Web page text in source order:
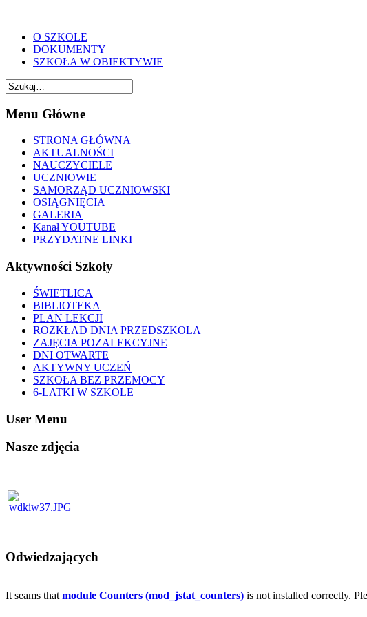
O SZKOLE
DOKUMENTY
SZKOŁA W OBIEKTYWIE
Menu Główne
STRONA GŁÓWNA
AKTUALNOŚCI
NAUCZYCIELE
UCZNIOWIE
SAMORZĄD UCZNIOWSKI
OSIĄGNIĘCIA
GALERIA
Kanał YOUTUBE
PRZYDATNE LINKI
Aktywności Szkoły
ŚWIETLICA
BIBLIOTEKA
PLAN LEKCJI
ROZKŁAD DNIA PRZEDSZKOLA
ZAJĘCIA POZALEKCYJNE
DNI OTWARTE
AKTYWNY UCZEŃ
SZKOŁA BEZ PRZEMOCY
6-LATKI W SZKOLE
User Menu
Nasze zdjęcia
Odwiedzających
It seams thatmodule Counters (mod_jstat_counters) is not installed correctly.